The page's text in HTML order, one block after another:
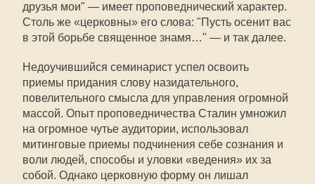
друзья мои" — имеет проповеднический характер.
Столь же «церковны» его слова: "Пусть осенит вас
в этой борьбе священное знамя…" — и так далее.
Недоучившийся семинарист успел освоить
приемы придания слову назидательного,
повелительного смысла для управления огромной
массой. Опыт проповедничества Сталин умножил
на огромное чутье аудитории, использовал
митинговые приемы подчинения себе сознания и
воли людей, способы и уловки «ведения» их за
собой. Однако церковную форму он лишал